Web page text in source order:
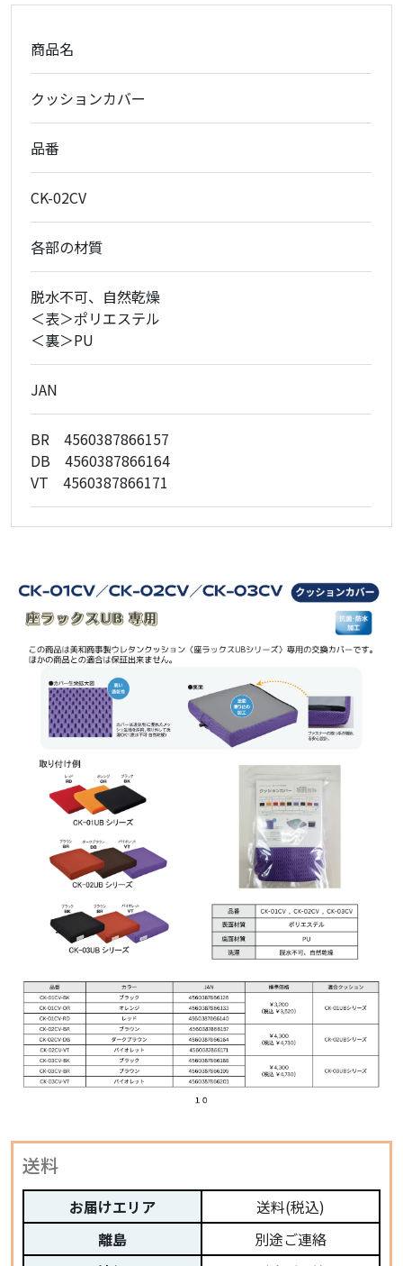
商品名
クッションカバー
品番
CK-02CV
各部の材質
脱水不可、自然乾燥
＜表＞ポリエステル
＜裏＞PU
JAN
BR 4560387866157
DB 4560387866164
VT 4560387866171
送料
お届けエリア
離島
送料(税込)
別途ご連絡